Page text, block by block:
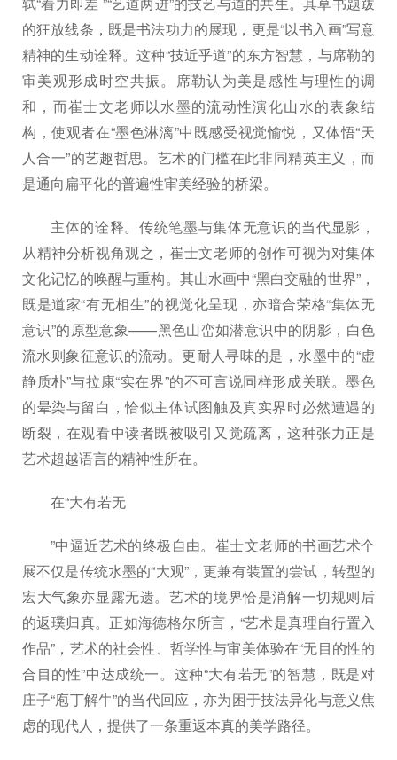
的狂放线条，既是书法功力的展现，更是“以书入画”写意
精神的生动诠释。这种“技近乎道”的东方智慧，与席勒的
审美观形成时空共振。席勒认为美是感性与理性的调
和，而崔士文老师以水墨的流动性演化山水的表象结
构，使观者在“墨色淋漓”中既感受视觉愉悦，又体悟“天
人合一”的艺趣哲思。艺术的门槛在此非同精英主义，而
是通向扁平化的普遍性审美经验的桥梁。
主体的诠释。传统笔墨与集体无意识的当代显影，
从精神分析视角观之，崔士文老师的创作可视为对集体
文化记忆的唤醒与重构。其山水画中“黑白交融的世界”，
既是道家“有无相生”的视觉化呈现，亦暗合荣格“集体无
意识”的原型意象——黑色山峦如潜意识中的阴影，白色
流水则象征意识的流动。更耐人寻味的是，水墨中的“虚
静质朴”与拉康“实在界”的不可言说同样形成关联。墨色
的晕染与留白，恰似主体试图触及真实界时必然遭遇的
断裂，在观看中读者既被吸引又觉疏离，这种张力正是
艺术超越语言的精神性所在。
在“大有若无
”中逼近艺术的终极自由。崔士文老师的书画艺术个
展不仅是传统水墨的“大观”，更兼有装置的尝试，转型的
宏大气象亦显露无遗。艺术的境界恰是消解一切规则后
的返璞归真。正如海德格尔所言，“艺术是真理自行置入
作品”，艺术的社会性、哲学性与审美体验在“无目的性的
合目的性”中达成统一。这种“大有若无”的智慧，既是对
庄子“庖丁解牛”的当代回应，亦为困于技法异化与意义焦
虑的现代人，提供了一条重返本真的美学路径。